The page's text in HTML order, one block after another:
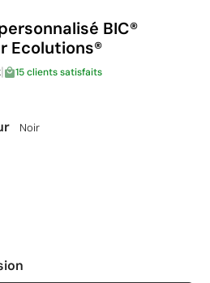
BIC®
Ecolutions®
| 15 clients satisfaits
Noir